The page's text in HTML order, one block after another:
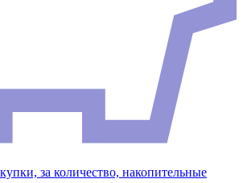
за количество, накопительные